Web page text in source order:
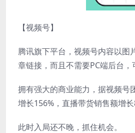
【视频号】
腾讯旗下平台，视频号内容以图
章链接，而且不需要PC端后台，
拥有强大的商业能力，据视频号
增长156%，直播带货销售额增长
此时入局还不晚，抓住机会。